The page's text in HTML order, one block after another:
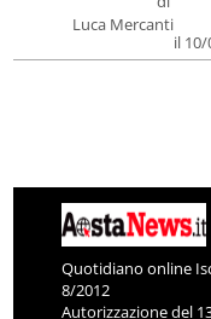
Quotidiano online
8/2012
Autorizzazione del